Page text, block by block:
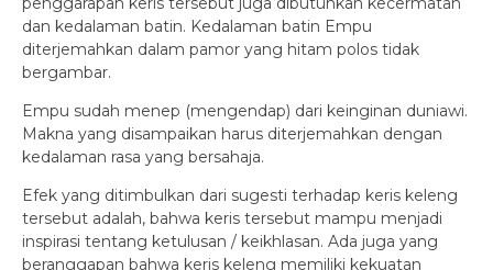
dan kedalaman batin. Kedalaman batin Empu
diterjemahkan dalam pamor yang hitam polos tidak
bergambar.
Empu sudah menep (mengendap) dari keinginan duniawi.
Makna yang disampaikan harus diterjemahkan dengan
kedalaman rasa yang bersahaja.
Efek yang ditimbulkan dari sugesti terhadap keris keleng
tersebut adalah, bahwa keris tersebut mampu menjadi
inspirasi tentang ketulusan / keikhlasan. Ada juga yang
beranggapan bahwa keris keleng memiliki kekuatan